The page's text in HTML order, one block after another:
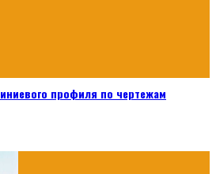
профиля по чертежам